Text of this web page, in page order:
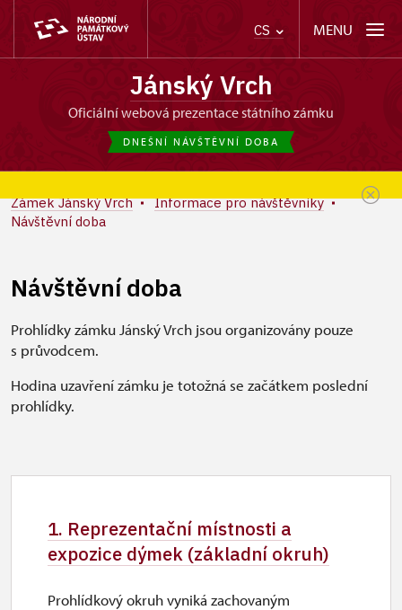
CS MENU
Jánský Vrch
oficiální webová prezentace státního zámku
DNEŠNÍ NÁVŠTĚVNÍ DOBA
Zámek Jánský Vrch
Informace pro návštěvníky
Návštěvní doba
Návštěvní doba
Prohlídky zámku Jánský Vrch jsou organizovány pouze
s průvodcem.
Hodina uzavření zámku je totožná se začátkem poslední
prohlídky.
1. Reprezentační místnosti a
expozice dýmek (základní okruh)
Prohlídkový okruh vyniká zachovaným